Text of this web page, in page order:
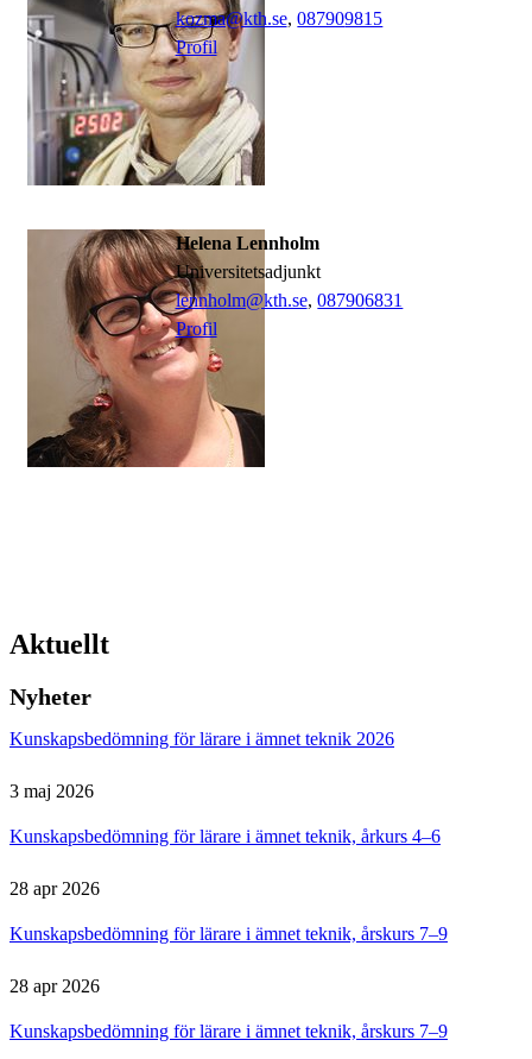
kozma@kth.se,087909815
Profil
Helena Lennholm
universitetsadjunkt
lennholm@kth.se,087906831
Profil
Aktuellt
Nyheter
Kunskapsbedömning för lärare i ämnet teknik 2026
3 maj 2026
Kunskapsbedömning för lärare i ämnet teknik, årkurs 4–6
28 apr 2026
Kunskapsbedömning för lärare i ämnet teknik, årskurs 7–9
28 apr 2026
Kunskapsbedömning för lärare i ämnet teknik, årskurs 7–9